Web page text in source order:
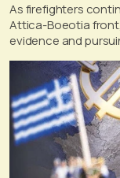
As firefighters
Attica-Boeotia
evidence and